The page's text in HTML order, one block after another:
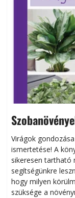
Virágok
ismertetése! A
sikeresen tart­ha­tó
segítségünkre
hogy milyen
szüksége a